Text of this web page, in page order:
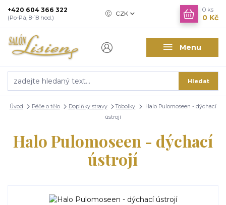
Menu
CZK
Hledat
+420 604 366 322
(Po-Pá, 8-18 hod.)
0 ks
0 Kč
Úvod Péče o tělo Doplňky stravy Tobolky
Halo Pulomoseen - dýchací
ústrojí
Halo Pulomoseen - dýchací
ústrojí